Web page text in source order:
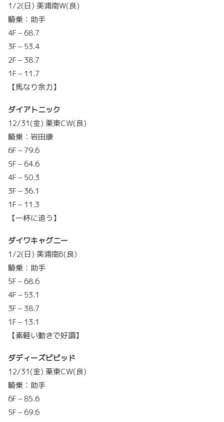
1/2(日) 美浦南W(良)
騎乗：助手
4F – 68.7
3F – 53.4
2F – 38.7
1F – 11.7
【馬なり余力】
ダイアトニック
12/31(金) 栗東CW(良)
騎乗：岩田康
6F – 79.6
5F – 64.6
4F – 50.3
3F – 36.1
1F – 11.3
【一杯に追う】
ダイワキャグニー
1/2(日) 美浦南B(良)
騎乗：助手
5F – 68.6
4F – 53.1
3F – 38.7
1F – 13.1
【素軽い動きで好調】
ダディーズビビッド
12/31(金) 栗東CW(良)
騎乗：助手
6F – 85.6
5F – 69.6